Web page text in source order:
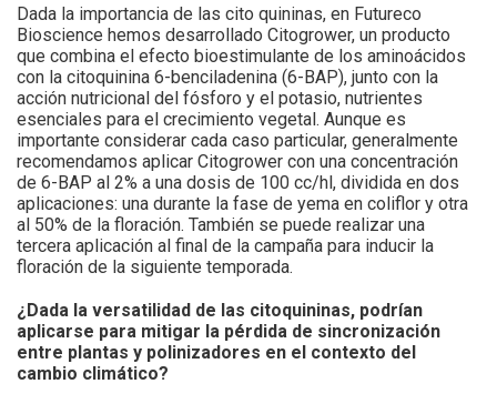
Dada la importancia de las cito quininas, en Futureco
Bioscience hemos desarrollado Citogrower, un producto
que combina el efecto bioestimulante de los aminoácidos
con la citoquinina 6-benciladenina (6-BAP), junto con la
acción nutricional del fósforo y el potasio, nutrientes
esenciales para el crecimiento vegetal. Aunque es
importante considerar cada caso particular, generalmente
recomendamos aplicar Citogrower con una concentración
de 6-BAP al 2% a una dosis de 100 cc/hl, dividida en dos
aplicaciones: una durante la fase de yema en coliflor y otra
al 50% de la floración. También se puede realizar una
tercera aplicación al final de la campaña para inducir la
floración de la siguiente temporada.
¿Dada la versatilidad de las citoquininas, podrían
aplicarse para mitigar la pérdida de sincronización
entre plantas y polinizadores en el contexto del
cambio climático?